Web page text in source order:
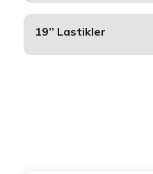
19’’ Lastikler